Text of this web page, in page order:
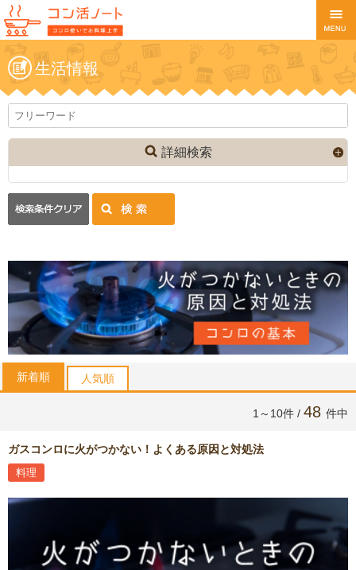
生活情報
詳細検索
新着順 人気順
1～10件 / 48 件中
ガスコンロに火がつかない！よくある原因と対処法
料理